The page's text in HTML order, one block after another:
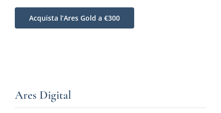
Acquista l’Ares Gold a €300
Ares Digital